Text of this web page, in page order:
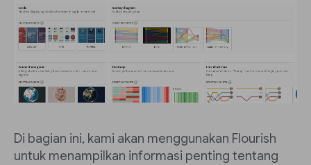
Di bagian ini, kami akan menggunakan Flourish
untuk menampilkan informasi penting tentang